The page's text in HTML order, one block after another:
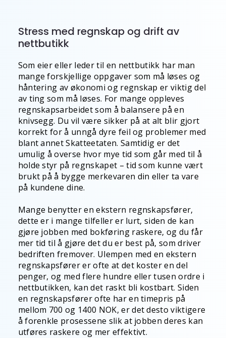
Stress med regnskap og drift av
nettbutikk
Som eier eller leder til en nettbutikk har man
mange forskjellige oppgaver som må løses og
håntering av økonomi og regnskap er viktig del
av ting som må løses. For mange oppleves
regnskapsarbeidet som å balansere på en
knivsegg. Du vil være sikker på at alt blir gjort
korrekt for å unngå dyre feil og problemer med
blant annet Skatteetaten. Samtidig er det
umulig å overse hvor mye tid som går med til å
holde styr på regnskapet – tid som kunne vært
brukt på å bygge merkevaren din eller ta vare
på kundene dine.
Mange benytter en ekstern regnskapsfører,
dette er i mange tilfeller er lurt, siden de kan
gjøre jobben med bokføring raskere, og du får
mer tid til å gjøre det du er best på, som driver
bedriften fremover. Ulempen med en ekstern
regnskapsfører er ofte at det koster en del
penger, og med flere hundre eller tusen ordre i
nettbutikken, kan det raskt bli kostbart. Siden
en regnskapsfører ofte har en timepris på
mellom 700 og 1400 NOK, er det desto viktigere
å forenkle prosessene slik at jobben deres kan
utføres raskere og mer effektivt.